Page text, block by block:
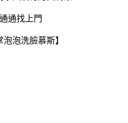
通找上門
泡洗臉慕斯】